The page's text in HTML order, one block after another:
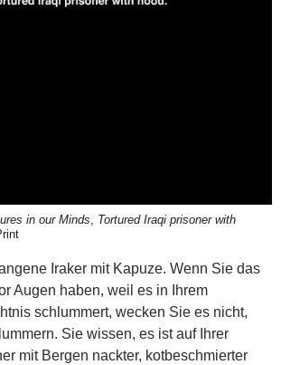
in our Minds, Tortured Iraqi prisoner with
Iraker mit Kapuze. Wenn Sie das
Augen haben, weil es in Ihrem
schlummert, wecken Sie es nicht,
Sie wissen, es ist auf Ihrer
mit Bergen nackter, kotbeschmierter